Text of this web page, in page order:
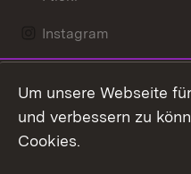
Instagram
Mastodon
Messenger
Um unsere Webseite
und verbessern zu
Cookies.